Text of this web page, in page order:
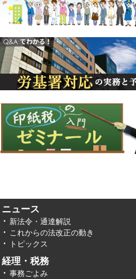
ニュース
新法令・通達解説
これからの法改正の動き
トピックス
経理・税務
事務ごよみ